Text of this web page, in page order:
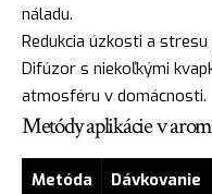
náladu.
Redukcia úzkosti a
Difúzor s niekoľkými
atmosféru v domácnosti.
Metódy aplikácie v
Metóda Dávkovanie